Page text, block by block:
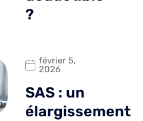
?
février 5,
2026
SAS : un
élargissement